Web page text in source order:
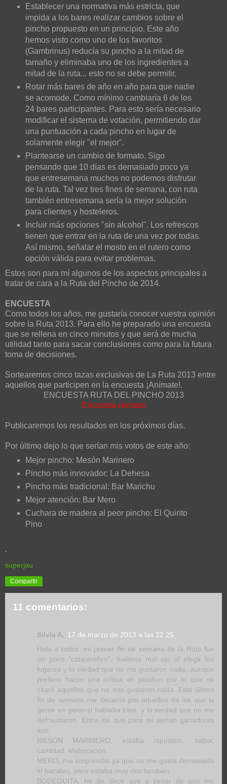
Establecer una normativa más estricta, que
impida a los bares realizar cambios sobre el
pincho propuesto en un principio. Este año
hemos visto como uno de los favoritos
(Gambrinus) reducía su pincho a la mitad de
tamaño y eliminaba uno de los ingredientes a
mitad de la ruta... esto no se debe permitir.
Rotar más bares de año en año para que nadie
se acomode. Como mínimo cambiaría 6 de los
24 bares participantes. Para esto sería necesario
modificar el sistema de votación, permitiendo dar
una puntuación a cada pincho en lugar de
solamente elegir "el mejor".
Plantearse un cambio de formato. Sigo
pensando que 10 días es demasiado poco ya
que entresemana muchos no podemos disfrutar
de la ruta. Tal vez tres fines de semana, con ruta
también entresemana sería la mejor solución
para clientes y hosteleros.
Incluir más opciones "sin alcohol". Los refrescos
tienen que entrar en la ruta de una vez por todas.
Así mismo, señalar el mosto en el rutero como
opción válida para evitar problemas.
Estos son para mí algunos de los aspectos principales a
tratar de cara a la Ruta del Pincho de 2014.
ENCUESTA
Como todos los años, me gustaría conocer vuestra opinión
sobre la Ruta 2013. Para ello he preparado una encuesta
que se rellena en cinco minutos y que será de mucha
utilidad tanto para sacar conclusiones como para la futura
toma de decisiones.
Sortearemos cinco tazas exclusivas de La Ruta 2013 entre
aquellos que participen en la encuesta ¡Anímate!.
ENCUESTA RUTA DEL PINCHO 2013
Encuesta cerrada
Publicaremos los resultados en los próximos días.
Por último dejo lo que serían mis votos de este año:
Mejor pincho: Mesón Marinero
Pincho más innovador: La Dehesa
Pincho más tradicional: Bar Marichu
Mejor atención: Bar Mero
Cuchara de madera al peor pincho: El Quinto
Pino
.
superjau
Compartir
11 comentarios:
Silvia A. 17 de marzo de 2013 a las 22:25
Hola a todos, mi primer fin de semana de la Ruta fue
un poco "catastrófico", tuvimos mal ojo al elegir los
lugares y la verdad que no me gustaron nada, aunque
prefiero hacer una crítica en positivo por lo que no
citaré aquellos que no nos gustaron nada. Este último
fin de semana me decanté por aquellos de los que la
gente en general hablaba bien, y la verdad que no me
defraudaron. Entre los que para mí serían ganadores
son:
MESON MARINERO, estaba riquísimo, sabor,
cantidad, elaboración...
MERO, me sorprendió ya que no me gusta demasiado
el bacalao, pero estaba muy rico también.
BODEGUITA, he de decir que a pesar de que me